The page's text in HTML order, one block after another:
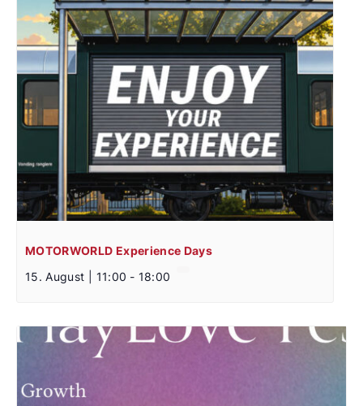
MOTORWORLD Experience Days
15. August | 11:00 - 18:00